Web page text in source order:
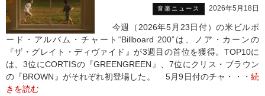
音楽ニュース 2026年5月18日
今週（2026年5月23日付）の米ビルボ
ード・アルバム・チャート“Billboard 200”は、ノア・カーンの
『ザ・グレイト・ディヴァイド』が3週目の首位を獲得。TOP10に
は、3位にCORTISの『GREENGREEN』、7位にクリス・ブラウン
の『BROWN』がそれぞれ初登場した。 5月9日付のチャ・・・ 続
きを読む